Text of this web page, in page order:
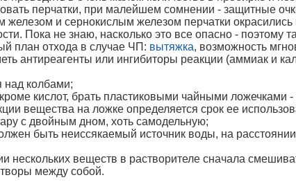
перчатки, при малейшем сомнении - защитные
железом и сернокислым железом перчатки
Пока не знаю, насколько это все опасно - поэтому
план отхода в случае ЧП: вытяжка, возможность
антиреагенты или ингибиторы реакции (аммиак и
над колбами;
кислот, брать пластиковыми чайными ложечками
вещества на ложке определяется срок ее
с двойным дном, хоть самодельную;
быть неиссякаемый источник воды, на
нескольких веществ в растворителе сначала
между собой.